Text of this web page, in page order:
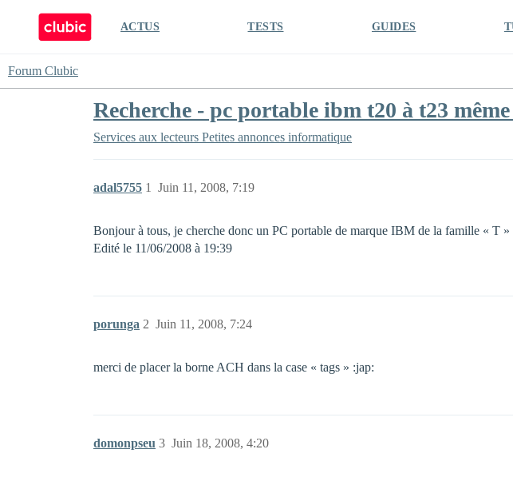
ACTUS TESTS GUIDES
Forum Clubic
Recherche - pc portable ibm t20 à t23
Services aux lecteurs Petites annonces informatique
adal5755 Juin 11, 2008, 7:19
1
Bonjour à tous, je cherche donc un PC portable de marque IBM de la famille « T
Edité le 11/06/2008 à 19:39
porunga Juin 11, 2008, 7:24
2
merci de placer la borne ACH dans la case « tags » :jap:
domonpseu Juin 18, 2008, 4:20
3